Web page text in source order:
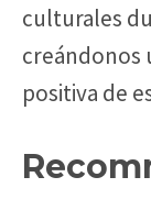
culturales
creándonos
positiva de